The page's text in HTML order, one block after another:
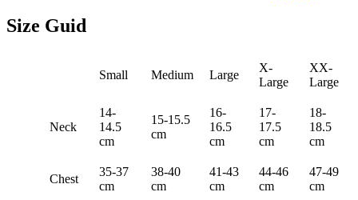
Size Guid
Small Medium Large
X-
Large
XX-
Large
Neck
14-
14.5
cm
15-15.5
cm
16-
16.5
cm
17-
17.5
cm
18-
18.5
cm
Chest
35-37
cm
38-40
cm
41-43
cm
44-46
cm
47-49
cm